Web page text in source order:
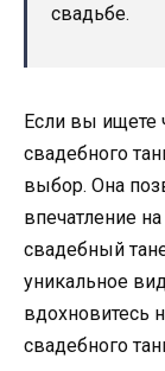
свадьбе.
Если вы ищете
свадебного
выбор. Она
впечатление
свадебный
уникальное
вдохновитесь
свадебного